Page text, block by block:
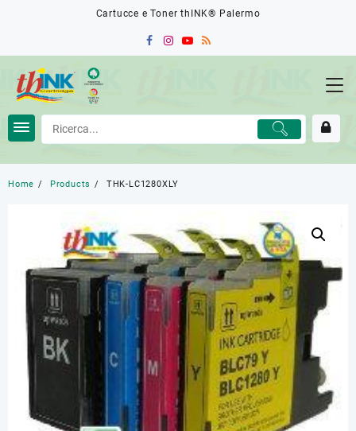
Cartucce e Toner thINK® Palermo
Home Products THK-LC1280XLY